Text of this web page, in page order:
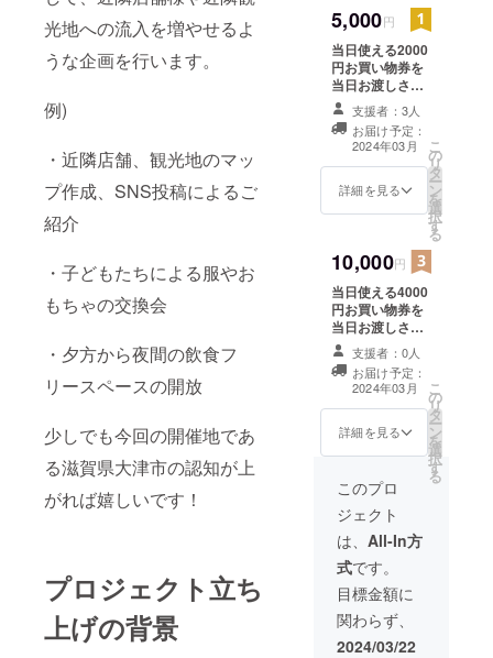
光地への流入を増やせるよ
うな企画を行います。
例)
・近隣店舗、観光地のマッ
プ作成、SNS投稿によるご
紹介
・子どもたちによる服やお
もちゃの交換会
・夕方から夜間の飲食フ
リースペースの開放
少しでも今回の開催地であ
る滋賀県大津市の認知が上
がれば嬉しいです！
プロジェクト立ち
上げの背景
間は当イベント
Instagramが存
続する限り掲
載。 ※snsに載せ
るかどうかの可
否と載せても大
丈夫な場合名前
を備考欄にご記
入お願い致しま
5,000円
当日使える2000
円お買い物券を
当日お渡しさせ
て頂きます！
3/23のイベント
当日中のみ使用
可能です。 当日
お渡しさせて頂
く際のお名前を
時:2024年3月23
日（土）
11:00〜
20:00（17時以
降各店舗様判断
での退店の可能
性あり） ・場所:
旧大津公会堂 ・
支援者様の交通
者様の交通費や
滞在費は各自で
い。 ・支援者様
との連絡方法:詳
細は当イベント
Instagramアカ
ウントで連絡し
ます 「滋賀古着
Market」で検索
お願いします。
支援者：3人
お届け予定：
2024年03月
詳細を見る
こ
の
リ
タ
ー
ン
を
選
択
す
る
10,000円
当日使える4000
円お買い物券を
当日お渡しさせ
て頂きます！
3/23のイベント
当日中のみ使用
可能です。 当日
お渡しさせて頂
く際のお名前を
す。 ・日
時:2024年3月23
日（土）
11:00〜20:00
（17時以降各店
舗様判断での退
店の可能性あ
り） ・場所:旧大
津公会堂 ・支援
者様の交通費、
支援者：0人
お届け予定：
2024年03月
詳細を見る
こ
の
リ
タ
ー
ン
を
選
択
す
る
このプロ
ジェクト
は、 All-In方
式です。
目標金額に
関わらず、
2024/03/22